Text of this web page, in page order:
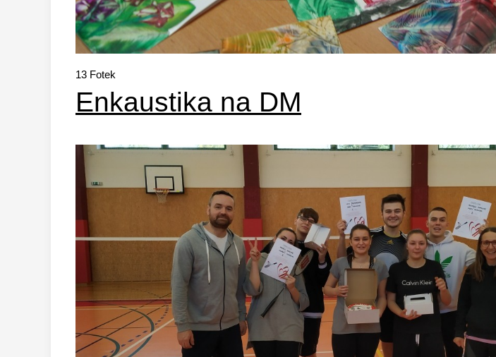
13 Fotek
Enkaustika na DM